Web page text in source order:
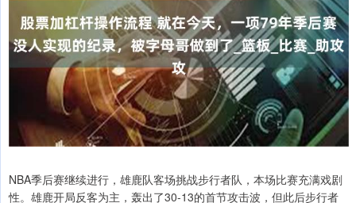
NBA季后赛继续进行，雄鹿队客场挑战步行者队，本场比赛充满戏剧
性。雄鹿开局反客为主，轰出了30-13的首节攻击波，但此后步行者